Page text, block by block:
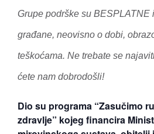
Grupe podrške su BESPLATNE
građane, neovisno o dobi,
teškoćama. Ne trebate se
ćete nam dobrodošli!
Dio su programa “Zasučimo
zdravlje” kojeg financira